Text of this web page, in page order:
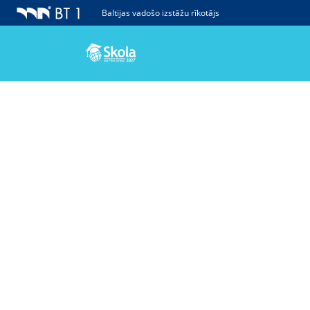
Baltijas vadošo izstāžu rīkotājs